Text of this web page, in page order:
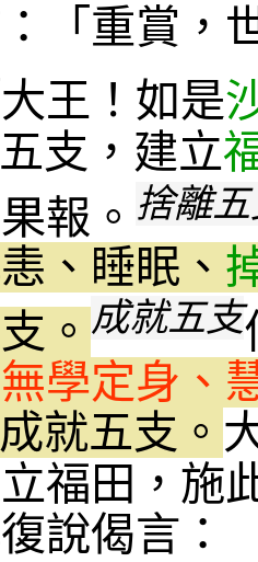
「重賞，
王！如是
支，建立
報。 捨離
、睡眠、
。 成就五支
學定身、
就五支。
福田，施
說偈言：